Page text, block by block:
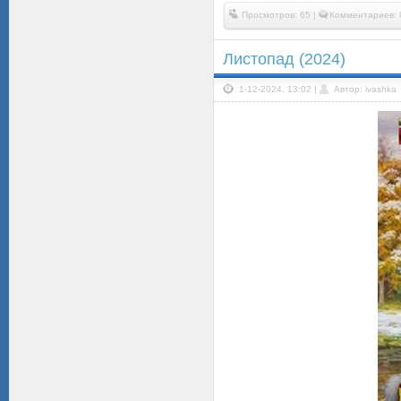
Просмотров: 65 | Комментариев:
Листопад (2024)
1-12-2024, 13:02 | Автор: ivashka